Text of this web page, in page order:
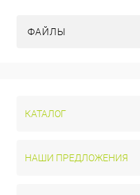
ФАЙЛЫ
КАТАЛОГ
НАШИ ПРЕДЛОЖЕНИЯ